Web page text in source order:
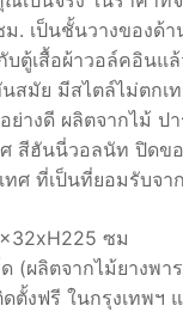
฿
. เป็นชั้นวางของด้
บตู้เสื้อผ้าวอล์คอินแ
สมัย มีสไตล์ไม่ตกเ
ย่างดี ผลิตจากไม้
ศ สีฮันนี่วอลนัท ปิดข
ศ ที่เป็นที่ยอมรับจา
ซม
(ผลิตจากไม้ยางพ
ตั้งฟรี ในกรุงเทพฯ